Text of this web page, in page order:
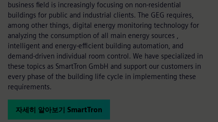
business field is increasingly focusing on non-residential
buildings for public and industrial clients. The GEG requires,
among other things, digital energy monitoring technology for
analyzing the consumption of all main energy sources ,
intelligent and energy-efficient building automation, and
demand-driven individual room control. We have specialized in
these topics as SmartTron GmbH and support our customers in
every phase of the building life cycle in implementing these
requirements.
자세히 알아보기 SmartTron